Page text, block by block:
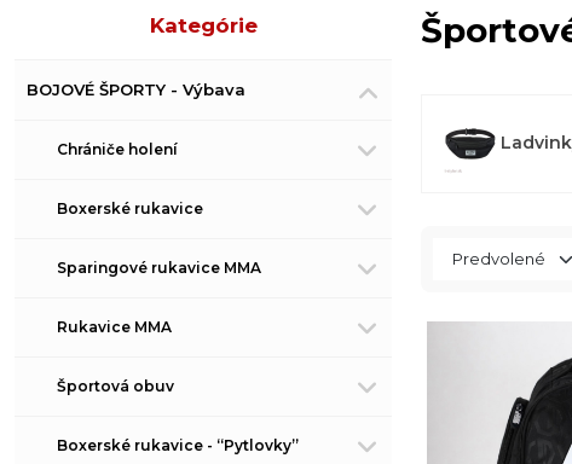
Kategórie
BOJOVÉ ŠPORTY - Výbava
Chrániče holení
Boxerské rukavice
Sparingové rukavice MMA
Rukavice MMA
Športová obuv
Boxerské rukavice - “Pytlovky”